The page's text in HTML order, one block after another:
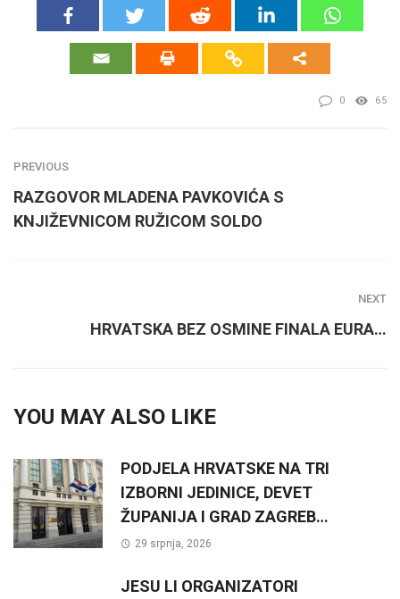
0 65
PREVIOUS
RAZGOVOR MLADENA PAVKOVIĆA S
KNJIŽEVNICOM RUŽICOM SOLDO
NEXT
HRVATSKA BEZ OSMINE FINALA EURA…
YOU MAY ALSO LIKE
PODJELA HRVATSKE NA TRI
IZBORNI JEDINICE, DEVET
ŽUPANIJA I GRAD ZAGREB…
29 srpnja, 2026
JESU LI ORGANIZATORI